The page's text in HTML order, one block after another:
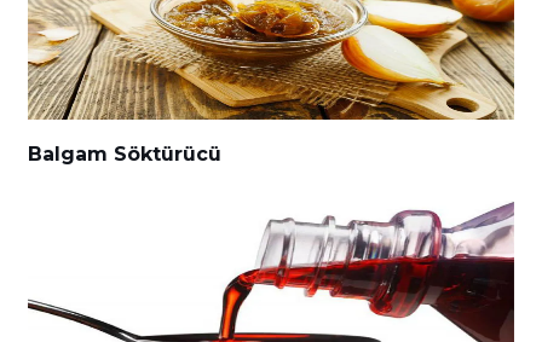
Balgam Söktürücü